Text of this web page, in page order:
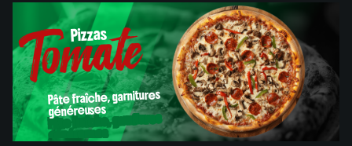
Pizzas
Pizzas
Tomate
Pâte fraîche, garnitures
généreuses
Pâte fraîche, garnitures
généreuses